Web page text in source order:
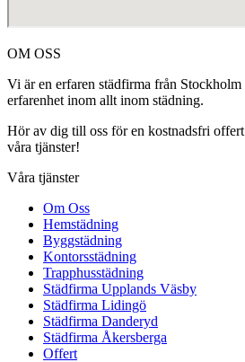
OM OSS
Vi är en erfaren städfirma från Stockholm
erfarenhet inom allt inom städning.
Hör av dig till oss för en kostnadsfri
våra tjänster!
Våra tjänster
Om Oss
Hemstädning
Byggstädning
Kontorsstädning
Trapphusstädning
Städfirma Upplands Väsby
Städfirma Lidingö
Städfirma Danderyd
Städfirma Åkersberga
Offert